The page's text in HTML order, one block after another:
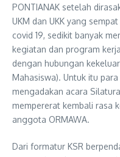
PONTIANAK setelah
UKM dan UKK yang
covid 19, sedikit banyak
kegiatan dan program
dengan hubungan
Mahasiswa). Untuk itu
mengadakan acara
mempererat kembali rasa
anggota ORMAWA.
Dari formatur KSR